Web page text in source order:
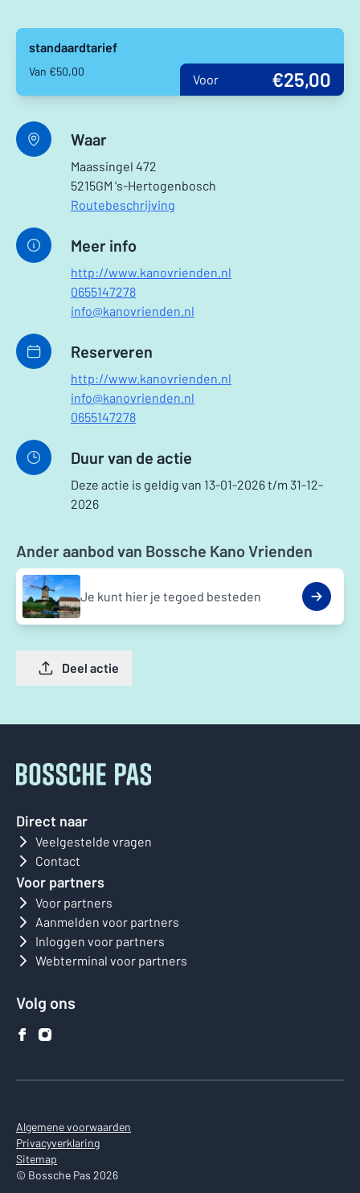
standaardtarief
Van €50,00
Voor €25,00
Waar
Maassingel 472
5215GM 's-Hertogenbosch
Routebeschrijving
Meer info
http://www.kanovrienden.nl
0655147278
info@kanovrienden.nl
Reserveren
http://www.kanovrienden.nl
info@kanovrienden.nl
0655147278
Duur van de actie
Deze actie is geldig van 13-01-2026 t/m 31-12-
2026
Ander aanbod van Bossche Kano Vrienden
Je kunt hier je tegoed besteden
Deel actie
Direct naar
Veelgestelde vragen
Contact
Voor partners
Voor partners
Aanmelden voor partners
Inloggen voor partners
Webterminal voor partners
Volg ons
Algemene voorwaarden
Privacyverklaring
Sitemap
© Bossche Pas 2026